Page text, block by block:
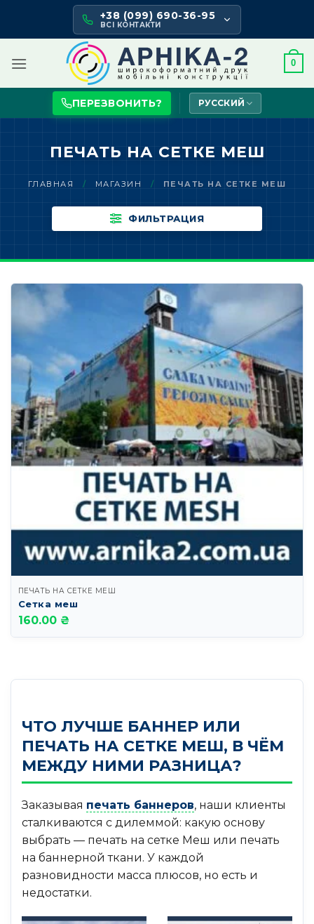
content
+38 (099) 690-36-95
ВСІ КОНТАКТИ
0
ПЕРЕЗВОНИТЬ? РУССКИЙ
ПЕЧАТЬ НА СЕТКЕ МЕШ
ГЛАВНАЯ / МАГАЗИН / ПЕЧАТЬ НА СЕТКЕ МЕШ
ФИЛЬТРАЦИЯ
ПЕЧАТЬ НА СЕТКЕ МЕШ
Сетка меш
160.00 ₴
ЧТО ЛУЧШЕ БАННЕР ИЛИ
ПЕЧАТЬ НА СЕТКЕ МЕШ, В ЧЁМ
МЕЖДУ НИМИ РАЗНИЦА?
Заказывая печать баннеров, наши клиенты
сталкиваются с дилеммой: какую основу
выбрать — печать на сетке Меш или печать
на баннерной ткани. У каждой
разновидности масса плюсов, но есть и
недостатки.